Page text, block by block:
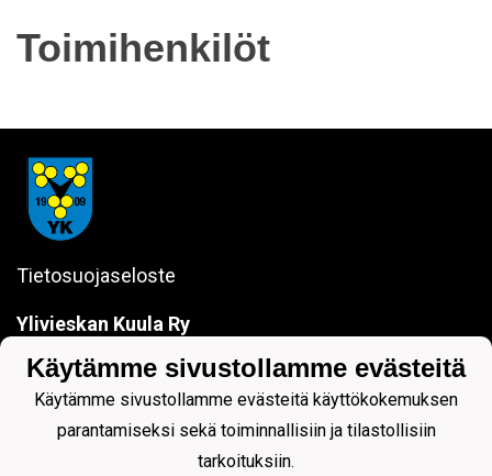
Toimihenkilöt
Tietosuojaseloste
Ylivieskan Kuula Ry
84100 YLIVIESKA
sanna.jokela@ylivieskankuula.fi
0442354684
Y-tunnus: 0190563-7
Käytämme sivustollamme evästeitä
Käytämme sivustollamme evästeitä käyttökokemuksen
parantamiseksi sekä toiminnallisiin ja tilastollisiin
tarkoituksiin.